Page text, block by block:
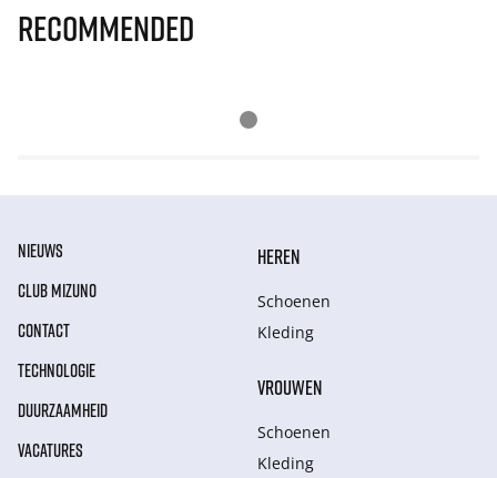
Recommended
NIEUWS
CLUB MIZUNO
CONTACT
TECHNOLOGIE
DUURZAAMHEID
VACATURES
HEREN
Schoenen
Kleding
VROUWEN
Schoenen
Kleding